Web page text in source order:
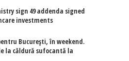
sign 49 addenda signed
investments
București, în weekend.
la căldură sufocantă la